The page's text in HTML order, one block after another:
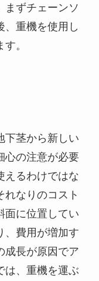
まずチェーンソ
、重機を使用し
。
下茎から新しい
心の注意が必要
えるわけではな
れなりのコスト
面に位置してい
、費用が増加す
成長が原因でア
は、重機を運ぶ